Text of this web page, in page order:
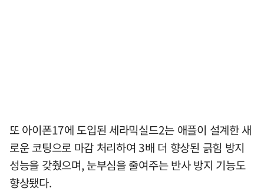
또 아이폰17에 도입된 세라믹실드2는 애플이 설계한 새
로운 코팅으로 마감 처리하여 3배 더 향상된 긁힘 방지
성능을 갖췄으며, 눈부심을 줄여주는 반사 방지 기능도
향상됐다.